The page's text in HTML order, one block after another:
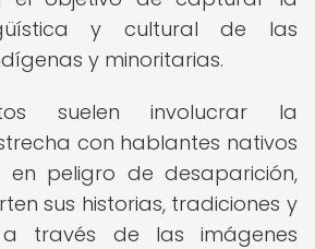
y cultural de las
y minoritarias.
suelen involucrar la
con hablantes nativos
peligro de desaparición,
sus historias, tradiciones y
a través de las imágenes